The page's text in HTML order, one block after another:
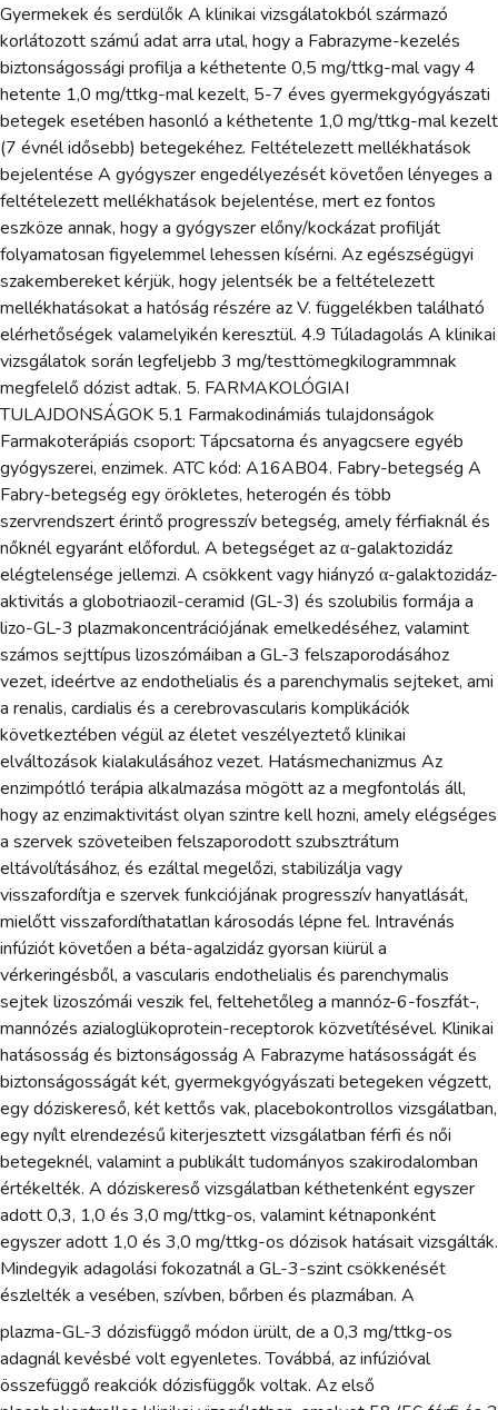
Gyermekek és serdülők A klinikai vizsgálatokból származó
korlátozott számú adat arra utal, hogy a Fabrazyme-kezelés
biztonságossági profilja a kéthetente 0,5 mg/ttkg-mal vagy 4
hetente 1,0 mg/ttkg-mal kezelt, 5-7 éves gyermekgyógyászati
betegek esetében hasonló a kéthetente 1,0 mg/ttkg-mal kezelt
(7 évnél idősebb) betegekéhez. Feltételezett mellékhatások
bejelentése A gyógyszer engedélyezését követően lényeges a
feltételezett mellékhatások bejelentése, mert ez fontos
eszköze annak, hogy a gyógyszer előny/kockázat profilját
folyamatosan figyelemmel lehessen kísérni. Az egészségügyi
szakembereket kérjük, hogy jelentsék be a feltételezett
mellékhatásokat a hatóság részére az V. függelékben található
elérhetőségek valamelyikén keresztül. 4.9 Túladagolás A klinikai
vizsgálatok során legfeljebb 3 mg/testtömegkilogrammnak
megfelelő dózist adtak. 5. FARMAKOLÓGIAI
TULAJDONSÁGOK 5.1 Farmakodinámiás tulajdonságok
Farmakoterápiás csoport: Tápcsatorna és anyagcsere egyéb
gyógyszerei, enzimek. ATC kód: A16AB04. Fabry-betegség A
Fabry-betegség egy örökletes, heterogén és több
szervrendszert érintő progresszív betegség, amely férfiaknál és
nőknél egyaránt előfordul. A betegséget az α-galaktozidáz
elégtelensége jellemzi. A csökkent vagy hiányzó α-galaktozidáz-
aktivitás a globotriaozil-ceramid (GL-3) és szolubilis formája a
lizo-GL-3 plazmakoncentrációjának emelkedéséhez, valamint
számos sejttípus lizoszómáiban a GL-3 felszaporodásához
vezet, ideértve az endothelialis és a parenchymalis sejteket, ami
a renalis, cardialis és a cerebrovascularis komplikációk
következtében végül az életet veszélyeztető klinikai
elváltozások kialakulásához vezet. Hatásmechanizmus Az
enzimpótló terápia alkalmazása mögött az a megfontolás áll,
hogy az enzimaktivitást olyan szintre kell hozni, amely elégséges
a szervek szöveteiben felszaporodott szubsztrátum
eltávolításához, és ezáltal megelőzi, stabilizálja vagy
visszafordítja e szervek funkciójának progresszív hanyatlását,
mielőtt visszafordíthatatlan károsodás lépne fel. Intravénás
infúziót követően a béta-agalzidáz gyorsan kiürül a
vérkeringésből, a vascularis endothelialis és parenchymalis
sejtek lizoszómái veszik fel, feltehetőleg a mannóz-6-foszfát-,
mannózés azialoglükoprotein-receptorok közvetítésével. Klinikai
hatásosság és biztonságosság A Fabrazyme hatásosságát és
biztonságosságát két, gyermekgyógyászati betegeken végzett,
egy dóziskereső, két kettős vak, placebokontrollos vizsgálatban,
egy nyílt elrendezésű kiterjesztett vizsgálatban férfi és női
betegeknél, valamint a publikált tudományos szakirodalomban
értékelték. A dóziskereső vizsgálatban kéthetenként egyszer
adott 0,3, 1,0 és 3,0 mg/ttkg-os, valamint kétnaponként
egyszer adott 1,0 és 3,0 mg/ttkg-os dózisok hatásait vizsgálták.
Mindegyik adagolási fokozatnál a GL-3-szint csökkenését
észlelték a vesében, szívben, bőrben és plazmában. A
plazma-GL-3 dózisfüggő módon ürült, de a 0,3 mg/ttkg-os
adagnál kevésbé volt egyenletes. Továbbá, az infúzióval
összefüggő reakciók dózisfüggők voltak. Az első